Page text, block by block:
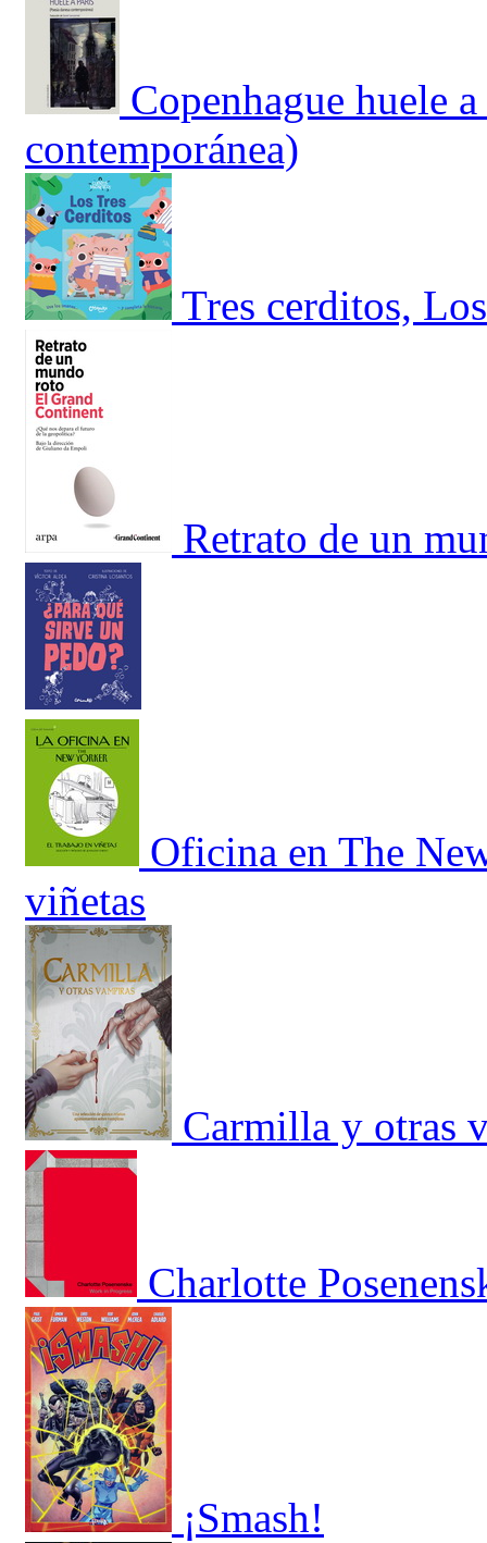
Copenhague huele
contemporánea)
Tres cerditos,
Retrato de un
Oficina en The
viñetas
Carmilla y otras
Charlotte
¡Smash!